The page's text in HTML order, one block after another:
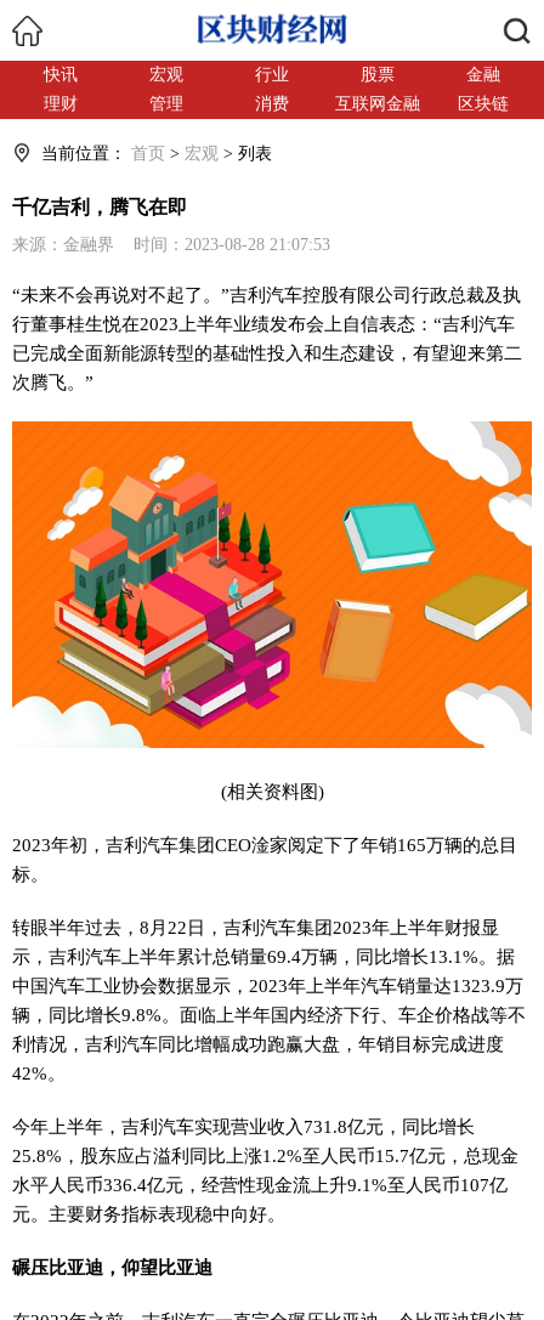
快讯 宏观 行业 股票
金融
理财
管理 消费 互联网金融 区块链
当前位置： 首页 > 宏观 > 列表
千亿吉利，腾飞在即
来源：金融界 时间：2023-08-28 21:07:53
“未来不会再说对不起了。”吉利汽车控股有限公司行政总裁及执
行董事桂生悦在2023上半年业绩发布会上自信表态：“吉利汽车
已完成全面新能源转型的基础性投入和生态建设，有望迎来第二
次腾飞。”
(相关资料图)
2023年初，吉利汽车集团CEO淦家阅定下了年销165万辆的总目
标。
转眼半年过去，8月22日，吉利汽车集团2023年上半年财报显
示，吉利汽车上半年累计总销量69.4万辆，同比增长13.1%。据
中国汽车工业协会数据显示，2023年上半年汽车销量达1323.9万
辆，同比增长9.8%。面临上半年国内经济下行、车企价格战等不
利情况，吉利汽车同比增幅成功跑赢大盘，年销目标完成进度
42%。
今年上半年，吉利汽车实现营业收入731.8亿元，同比增长
25.8%，股东应占溢利同比上涨1.2%至人民币15.7亿元，总现金
水平人民币336.4亿元，经营性现金流上升9.1%至人民币107亿
元。主要财务指标表现稳中向好。
碾压比亚迪，仰望比亚迪